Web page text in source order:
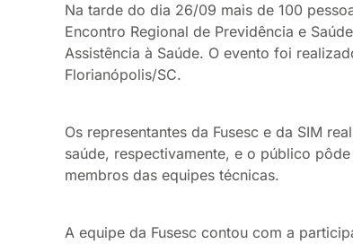
Na tarde do dia 26/09 mais de 100
Encontro Regional de Previdência e
Assistência à Saúde. O evento foi
Florianópolis/SC.
Os representantes da Fusesc e da SIM
saúde, respectivamente, e o público
membros das equipes técnicas.
A equipe da Fusesc contou com a